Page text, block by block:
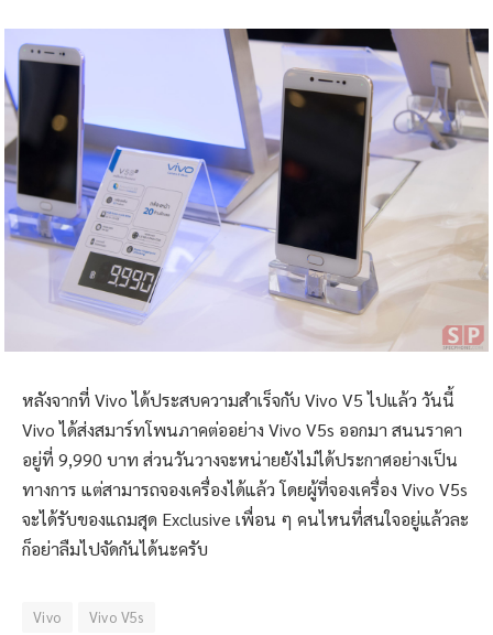
หลังจากที่ Vivo ได้ประสบความสำเร็จกับ Vivo V5 ไปแล้ว วันนี้
Vivo ได้ส่งสมาร์ทโพนภาคต่ออย่าง Vivo V5s ออกมา สนนราคา
อยู่ที่ 9,990 บาท ส่วนวันวางจะหน่ายยังไม่ได้ประกาศอย่างเป็น
ทางการ แต่สามารถจองเครื่องได้แล้ว โดยผู้ที่จองเครื่อง Vivo V5s
จะได้รับของแถมสุด Exclusive เพื่อน ๆ คนไหนที่สนใจอยู่แล้วละ
ก็อย่าลืมไปจัดกันได้นะครับ
Vivo Vivo V5s